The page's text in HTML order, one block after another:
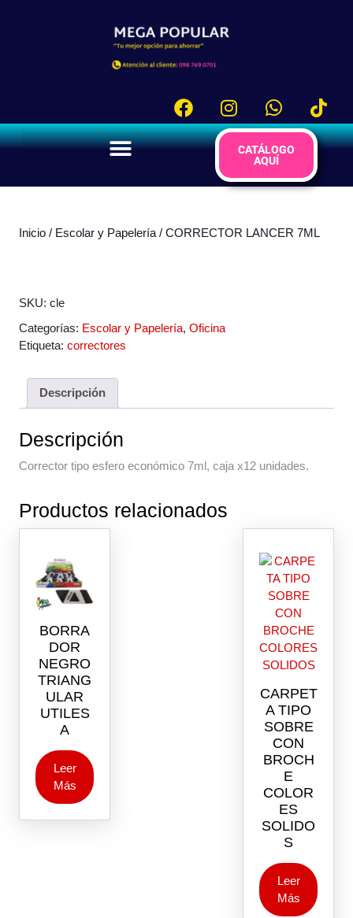
CATÁLOGO
AQUÍ
Inicio / Escolar y Papelería / CORRECTOR LANCER 7ML
SKU: cle
Categorías: Escolar y Papelería, Oficina
Etiqueta: correctores
Descripción
Descripción
Corrector tipo esfero económico 7ml, caja x12 unidades.
Productos relacionados
BORRA
DOR
NEGRO
TRIANG
ULAR
UTILES
A
Leer
Más
CARPET
A TIPO
SOBRE
CON
BROCH
E
COLOR
ES
SOLIDO
S
Leer
Más